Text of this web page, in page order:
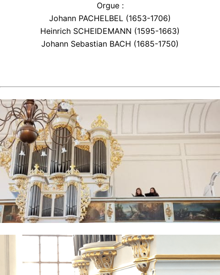
Orgue :
Johann PACHELBEL (1653-1706)
Heinrich SCHEIDEMANN (1595-1663)
Johann Sebastian BACH (1685-1750)